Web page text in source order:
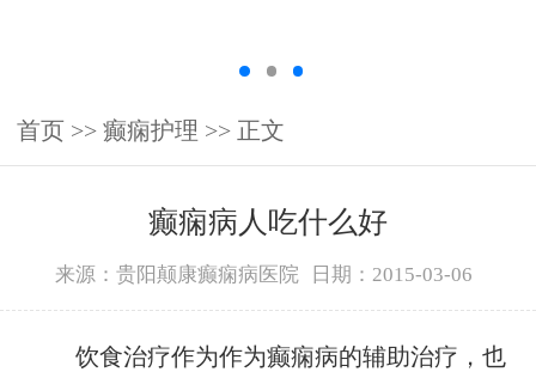
首页 >> 癫痫护理 >> 正文
癫痫病人吃什么好
来源：贵阳颠康癫痫病医院 日期：2015-03-06
饮食治疗作为作为癫痫病的辅助治疗，也